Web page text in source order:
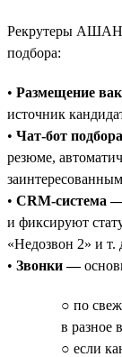
Рекрутеры АШАН
подбора:
• Размещение
источник
• Чат-бот
резюме,
• CRM-система
и фиксируют
«Недозвон 2» и т.
• Звонки —
○ по
в разное
○ если